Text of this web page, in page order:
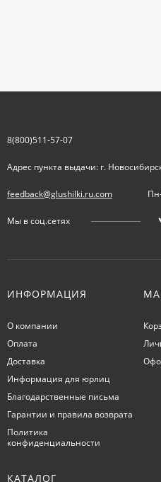
8(800)511-57-07
Адрес пункта выдачи: г.
feedback@glushilki.ru.com
Мы в соц.сетях
ИНФОРМАЦИЯ
О компании
Оплата
Доставка
Информация для юрлиц
Благодарственные письма
Гарантии и правила возврата
Политика
конфиденциальности
КАТАЛОГ